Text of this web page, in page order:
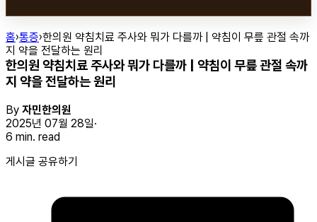
홈›통증›한의원 약침치료 주사와 뭐가 다를까 | 약침이 무릎 관절 속까
지 약을 전달하는 원리
한의원 약침치료 주사와 뭐가 다를까 | 약침이 무릎 관절 속까
지 약을 전달하는 원리
By 자민한의원
2025년 07월 28일
6 min. read
게시글 공유하기